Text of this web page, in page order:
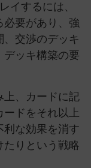
イするには、
必要があり、強
、交渉のデッキ
デッキ構築の要
上、カードに記
ードをそれ以上
利な効果を消す
たりという戦略